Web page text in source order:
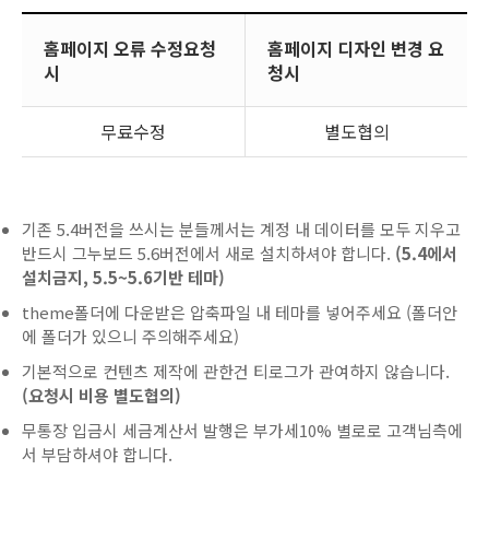
홈페이지 오류 수정요청
시
홈페이지 디자인 변경 요
청시
무료수정 별도협의
기존 5.4버전을 쓰시는 분들께서는 계정 내 데이터를 모두 지우고
반드시 그누보드 5.6버전에서 새로 설치하셔야 합니다. (5.4에서
설치금지, 5.5~5.6기반 테마)
theme폴더에 다운받은 압축파일 내 테마를 넣어주세요 (폴더안
에 폴더가 있으니 주의해주세요)
기본적으로 컨텐츠 제작에 관한건 티로그가 관여하지 않습니다.
(요청시 비용 별도협의)
무통장 입금시 세금계산서 발행은 부가세10% 별로로 고객님측에
서 부담하셔야 합니다.